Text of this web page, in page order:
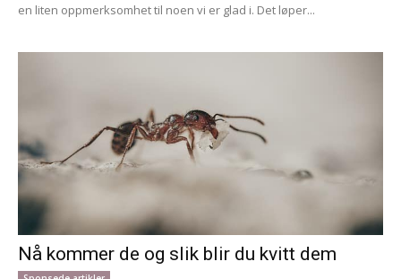
en liten oppmerksomhet til noen vi er glad i. Det løper...
Nå kommer de og slik blir du kvitt dem